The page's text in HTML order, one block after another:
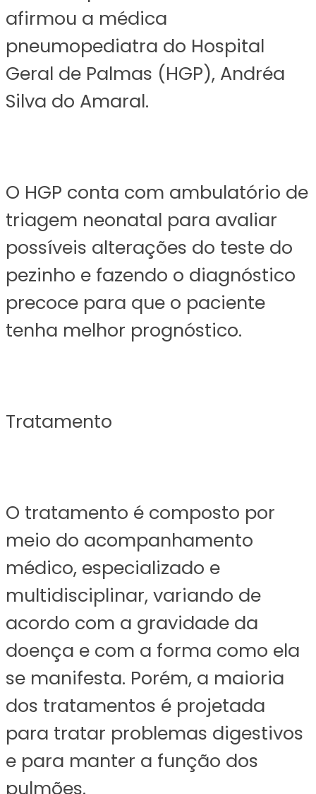
afirmou a médica
pneumopediatra do Hospital
Geral de Palmas (HGP), Andréa
Silva do Amaral.
O HGP conta com ambulatório de
triagem neonatal para avaliar
possíveis alterações do teste do
pezinho e fazendo o diagnóstico
precoce para que o paciente
tenha melhor prognóstico.
Tratamento
O tratamento é composto por
meio do acompanhamento
médico, especializado e
multidisciplinar, variando de
acordo com a gravidade da
doença e com a forma como ela
se manifesta. Porém, a maioria
dos tratamentos é projetada
para tratar problemas digestivos
e para manter a função dos
pulmões.